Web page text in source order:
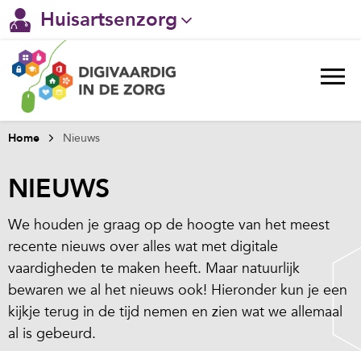
Huisartsenzorg
Gehandicaptenzorg
Verpleeghuiszorg & Zorg thuis
Ggz
Ziekenhuizen
Welzijn / sociaal werk
Home Nieuws
NIEUWS
We houden je graag op de hoogte van het meest
recente nieuws over alles wat met digitale
vaardigheden te maken heeft. Maar natuurlijk
bewaren we al het nieuws ook! Hieronder kun je een
kijkje terug in de tijd nemen en zien wat we allemaal
al is gebeurd.